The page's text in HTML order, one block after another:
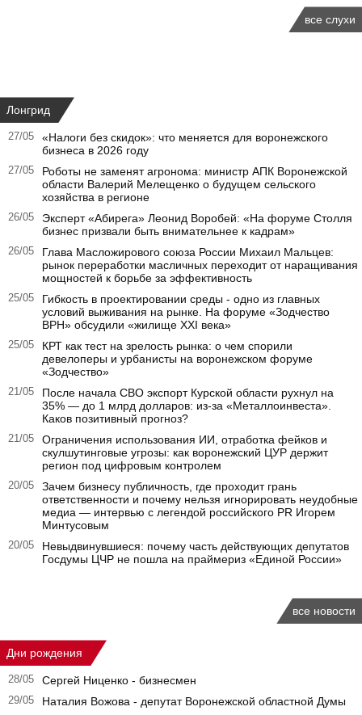
все слухи
Лонгрид
27/05
«Налоги без скидок»: что меняется для воронежского
бизнеса в 2026 году
27/05
Роботы не заменят агронома: министр АПК Воронежской
области Валерий Мелещенко о будущем сельского
хозяйства в регионе
26/05
Эксперт «Абирега» Леонид Воробей: «На форуме Столля
бизнес призвали быть внимательнее к кадрам»
26/05
Глава Масложирового союза России Михаил Мальцев:
рынок переработки масличных переходит от наращивания
мощностей к борьбе за эффективность
25/05
Гибкость в проектировании среды - одно из главных
условий выживания на рынке. На форуме «Зодчество
ВРН» обсудили «жилище XXI века»
25/05
КРТ как тест на зрелость рынка: о чем спорили
девелоперы и урбанисты на воронежском форуме
«Зодчество»
21/05
После начала СВО экспорт Курской области рухнул на
35% — до 1 млрд долларов: из-за «Металлоинвеста».
Каков позитивный прогноз?
21/05
Ограничения использования ИИ, отработка фейков и
скулшутинговые угрозы: как воронежский ЦУР держит
регион под цифровым контролем
20/05
Зачем бизнесу публичность, где проходит грань
ответственности и почему нельзя игнорировать неудобные
медиа — интервью с легендой российского PR Игорем
Минтусовым
20/05
Невыдвинувшиеся: почему часть действующих депутатов
Госдумы ЦЧР не пошла на праймериз «Единой России»
все новости
Дни рождения
28/05 Сергей Ниценко - бизнесмен
29/05 Наталия Вожова - депутат Воронежской областной Думы